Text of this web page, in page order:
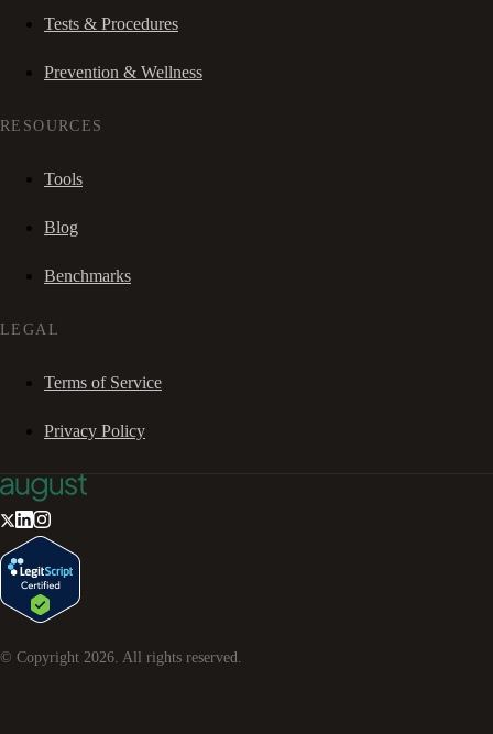
Tests & Procedures
Prevention & Wellness
RESOURCES
Tools
Blog
Benchmarks
LEGAL
Terms of Service
Privacy Policy
© Copyright 2026 . All rights reserved.